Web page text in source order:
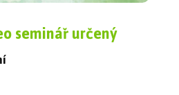
seminář určený